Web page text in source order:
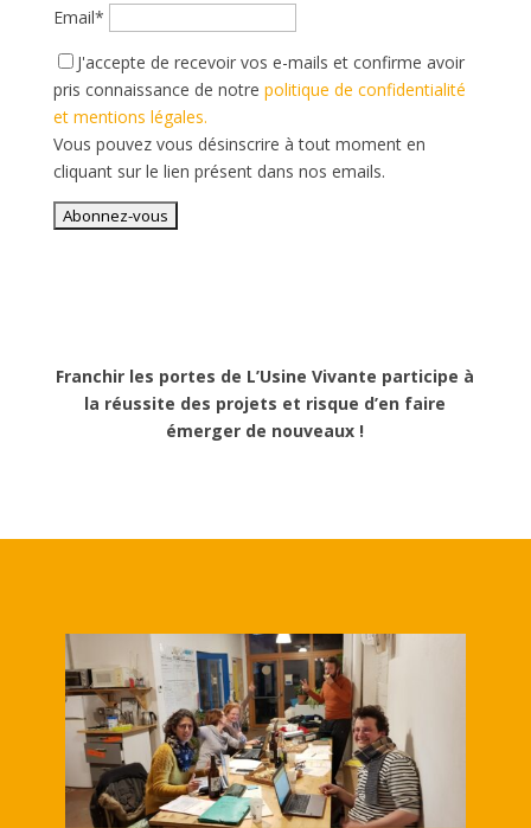
Email*
J'accepte de recevoir vos e-mails et confirme avoir
pris connaissance de notre politique de confidentialité
et mentions légales.
Vous pouvez vous désinscrire à tout moment en
cliquant sur le lien présent dans nos emails.
Franchir les portes de L’Usine Vivante participe à
la réussite des projets et risque d’en faire
émerger de nouveaux !